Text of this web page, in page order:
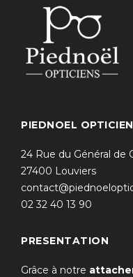
PIEDNOEL
24 Rue du Général de
27400 Louviers
02 32 40 13 90
PRESENTATION
Grâce à notre